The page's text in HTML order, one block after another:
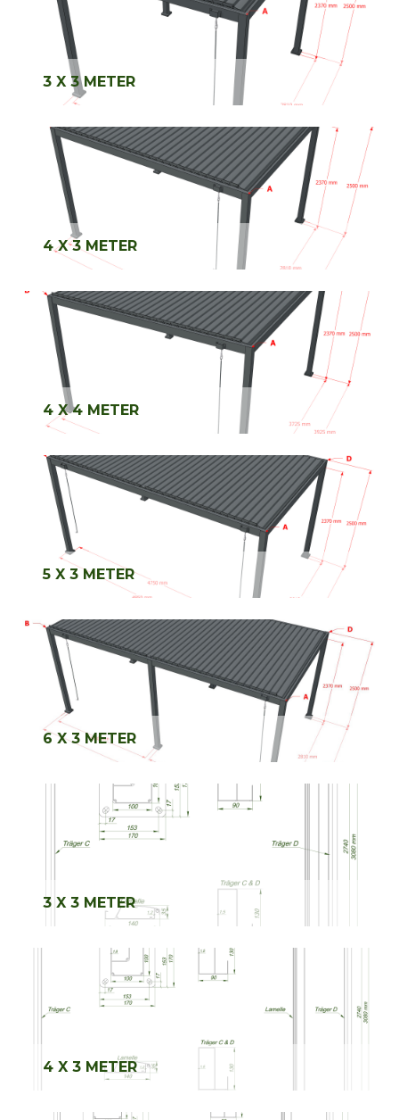
3 X 3 METER
4 X 3 METER
4 X 4 METER
5 X 3 METER
6 X 3 METER
3 X 3 METER
4 X 3 METER